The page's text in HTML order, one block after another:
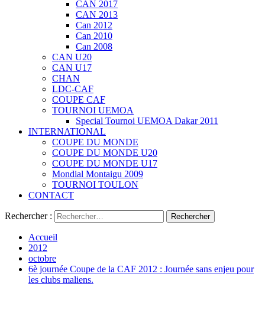
CAN 2017
CAN 2013
Can 2012
Can 2010
Can 2008
CAN U20
CAN U17
CHAN
LDC-CAF
COUPE CAF
TOURNOI UEMOA
Special Tournoi UEMOA Dakar 2011
INTERNATIONAL
COUPE DU MONDE
COUPE DU MONDE U20
COUPE DU MONDE U17
Mondial Montaigu 2009
TOURNOI TOULON
CONTACT
Rechercher :
Accueil
2012
octobre
6è journée Coupe de la CAF 2012 : Journée sans enjeu pour
les clubs maliens.